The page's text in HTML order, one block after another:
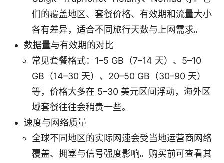
们的覆盖地区、套餐价格、有效期和流量大小
各有差异，适合不同旅行天数与上网需求。
数据量与有效期的对比
常见套餐格式：1–5 GB（7–14 天）、5–10
GB（14–30 天）、20–50 GB（30–90 天）
等，价格大多在 5–30 美元区间浮动，海外区
域套餐往往会稍贵一些。
速度与网络质量
全球不同地区的实际网速会受当地运营商网络
覆盖、拥塞与信号强度影响。购买前可查看其